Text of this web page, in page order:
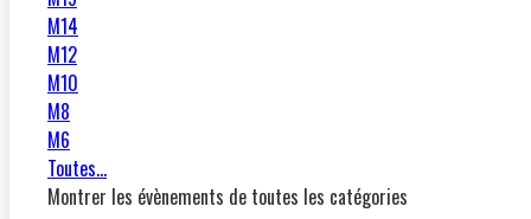
M14
M12
M10
M8
M6
Toutes…
Montrer les évènements de toutes les catégories